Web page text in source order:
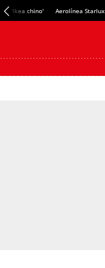
'Ikea chino' Aerolínea Starlux